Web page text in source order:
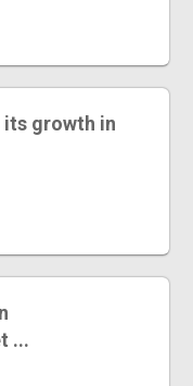
its growth in
...